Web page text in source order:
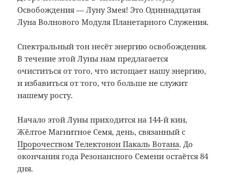
Освобождения — Луну Змея! Это Одиннадцатая
Луна Волнового Модуля Планетарного Служения.
Спектральный тон несёт энергию освобождения.
В течение этой Луны нам предлагается
очиститься от того, что истощает нашу энергию,
и избавиться от того, что больше не служит
нашему росту.
Начало этой Луны приходится на 144-й кин,
Жёлтое Магнитное Семя, день, связанный с
Пророчеством Телектонон Пакаль Вотана. До
окончания года Резонансного Семени остаётся 84
дня.